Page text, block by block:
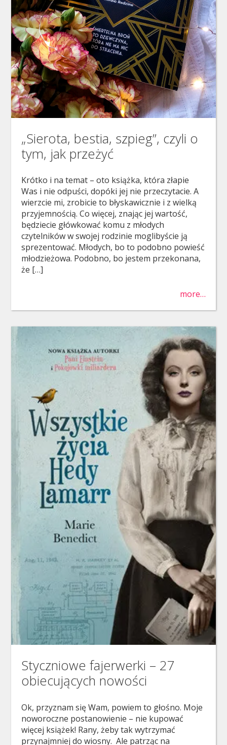
„Sierota, bestia, szpieg”, czyli o
tym, jak przeżyć
Krótko i na temat – oto książka, która złapie
Was i nie odpuści, dopóki jej nie przeczytacie. A
wierzcie mi, zrobicie to błyskawicznie i z wielką
przyjemnością. Co więcej, znając jej wartość,
będziecie główkować komu z młodych
czytelników w swojej rodzinie moglibyście ją
sprezentować. Młodych, bo to podobno powieść
młodzieżowa. Podobno, bo jestem przekonana,
że […]
more…
Styczniowe fajerwerki – 27
obiecujących nowości
Ok, przyznam się Wam, powiem to głośno. Moje
noworoczne postanowienie – nie kupować
więcej książek! Rany, żeby tak wytrzymać
przynajmniej do wiosny. Ale patrząc na